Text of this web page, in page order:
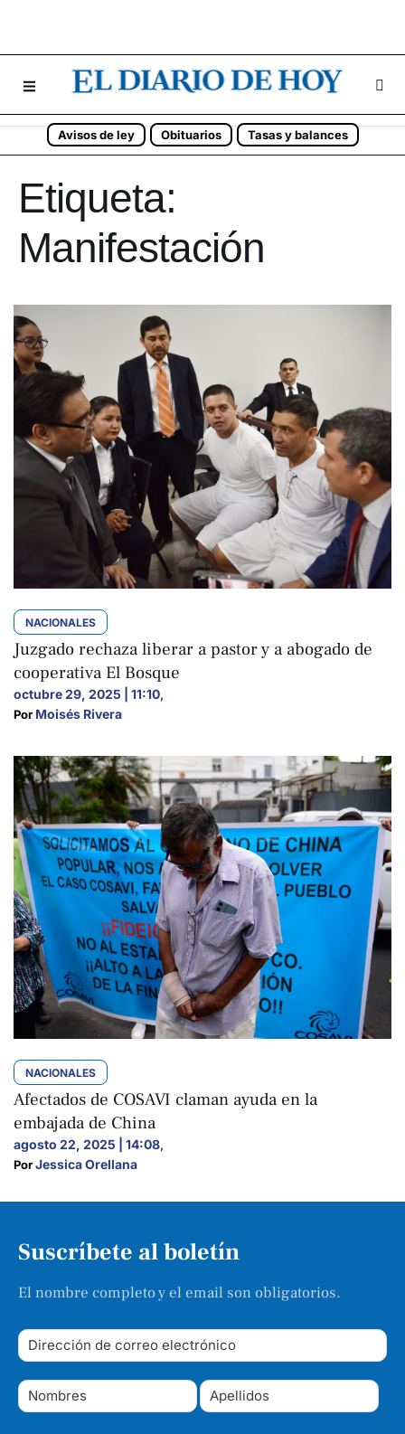
Avisos de ley Obituarios Tasas y balances
Etiqueta:
Manifestación
NACIONALES
Juzgado rechaza liberar a pastor y a abogado de
cooperativa El Bosque
octubre 29, 2025 | 11:10,
Por Moisés Rivera
NACIONALES
Afectados de COSAVI claman ayuda en la
embajada de China
agosto 22, 2025 | 14:08,
Por Jessica Orellana
Suscríbete al boletín
El nombre completo y el email son obligatorios.